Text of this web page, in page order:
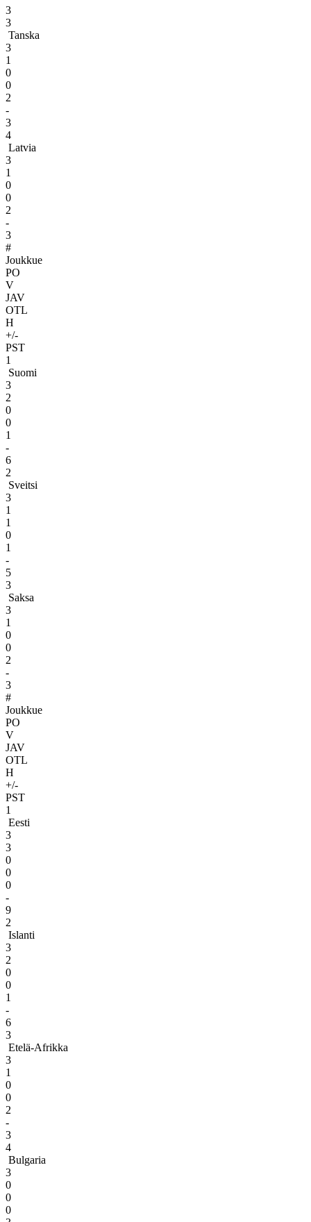
3
3
Tanska
3
1
0
0
2
-
3
4
Latvia
3
1
0
0
2
-
3
#
Joukkue
PO
V
JAV
OTL
H
+/-
PST
1
Suomi
3
2
0
0
1
-
6
2
Sveitsi
3
1
1
0
1
-
5
3
Saksa
3
1
0
0
2
-
3
#
Joukkue
PO
V
JAV
OTL
H
+/-
PST
1
Eesti
3
3
0
0
0
-
9
2
Islanti
3
2
0
0
1
-
6
3
Etelä-Afrikka
3
1
0
0
2
-
3
4
Bulgaria
3
0
0
0